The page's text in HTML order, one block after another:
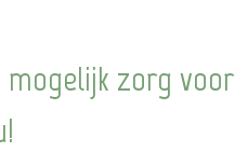
mogelijk zorg voor